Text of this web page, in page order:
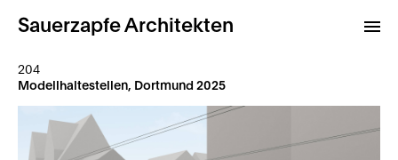
Sauerzapfe Architekten
Archiv
204
Modellhaltestellen, Dortmund 2025